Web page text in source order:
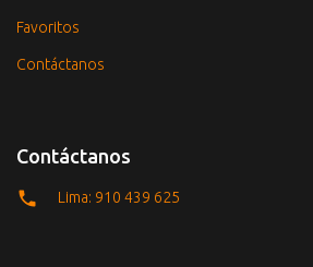
Favoritos
Contáctanos
Contáctanos
Lima: 910 439 625